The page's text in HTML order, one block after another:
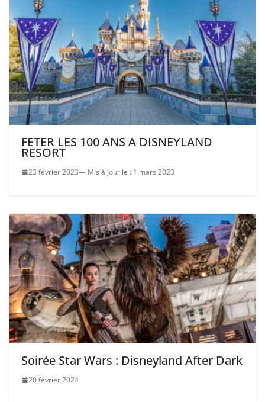
FETER LES 100 ANS A DISNEYLAND
RESORT
23 février 2023 1 mars 2023
Soirée Star Wars : Disneyland After Dark
20 février 2024